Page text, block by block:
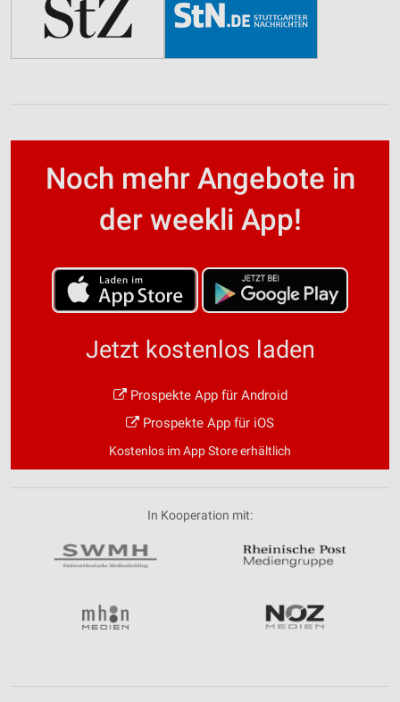
Noch mehr Angebote in
der weekli App!
Jetzt kostenlos laden
Prospekte App für Android
Prospekte App für iOS
Kostenlos im App Store erhältlich
In Kooperation mit: